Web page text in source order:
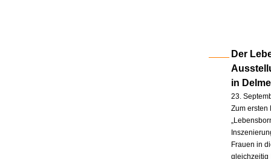
Der
in
23.
Zum ersten
Frauen in
gleichzeitig